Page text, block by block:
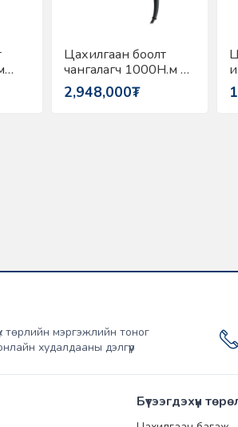
Цахилгаан боолт
чангалагч 1000Н.м 1"
Makita TW1000
2,948,000₮
төрлийн мэргэжлийн тоног
худалдааны дэлгүүр
Бүтээгдэхүүн